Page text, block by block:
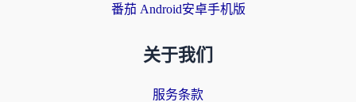
番茄 Android安卓手机版
关于我们
服务条款